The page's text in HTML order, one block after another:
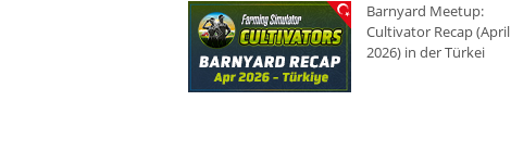
Barnyard Meetup:
Cultivator Recap (April
2026) in der Türkei